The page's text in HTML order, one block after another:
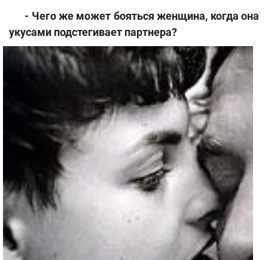
- Чего же может бояться женщина, когда она
укусами подстегивает партнера?